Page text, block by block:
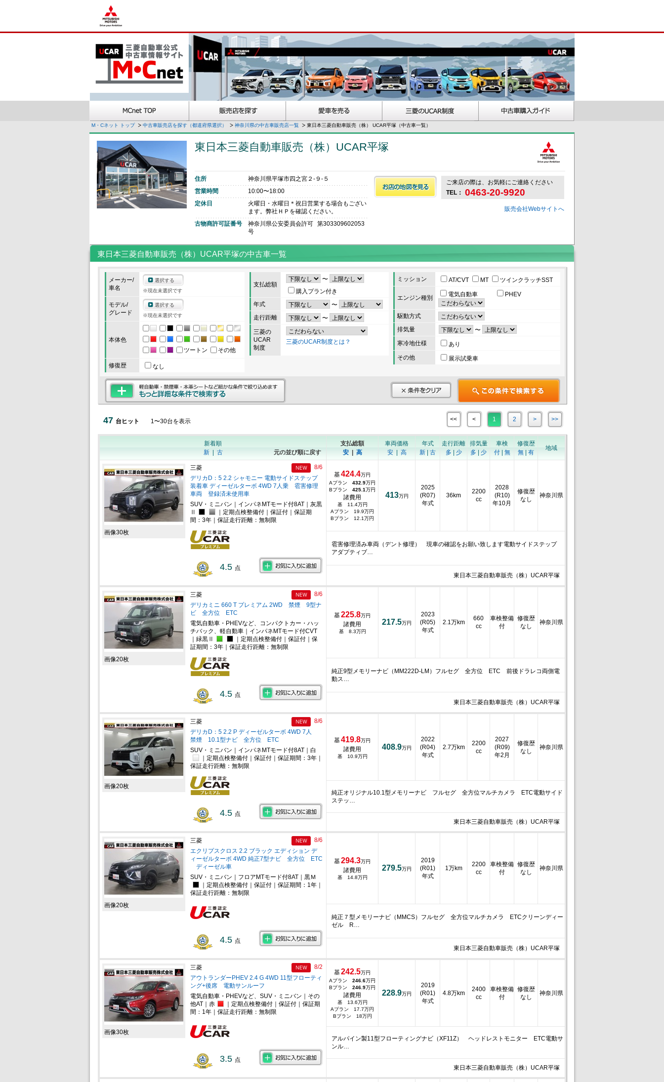
M・Cネット トップ 中古車販売店を探す（都道府県選択） 神奈川県の中古車販売店一覧 東日本三菱自動車販売（株） UCAR平塚（中古車一覧）
東日本三菱自動車販売（株）UCAR平塚
住所
神奈川県平塚市四之宮２‐９‐５
営業時間
10:00〜18:00
定休日
火曜日・水曜日＊祝日営業する場合もござい
ます。弊社ＨＰを確認ください。
古物商許可証番号
神奈川県公安委員会許可 第303309602053
号
ご来店の際は、お気軽にご連絡ください
TEL： 0463-20-9920
販売会社Webサイトへ
東日本三菱自動車販売（株）UCAR平塚の中古車一覧
メーカー/
車名
選択する
※現在未選択です
モデル/
グレード
選択する
※現在未選択です
本体色
ツートン
その他
修復歴 なし
支払総額
〜
購入プラン付き
年式
〜
走行距離
〜
三菱の
UCAR
制度
三菱のUCAR制度とは？
ミッション AT/CVT MT ツインクラッチSST
エンジン種別 電気自動車 PHEV
駆動方式
排気量
〜
寒冷地仕様
あり
その他
展示試乗車
47 台ヒット 1〜30台を表示 << < 1 2 > >>
新着順
新| 古 元の並び順に戻す
支払総額
安| 高
車両価格
安| 高
年式
新 | 古
走行距離
多 | 少
排気量
多 | 少
車検
付| 無
修復歴
無 | 有
地域
画像30枚
三菱
デリカD：5 2.2 シャモニー 電動サイドステップ
装着車 ディーゼルターボ 4WD 7人乗 雹害修理
車両 登録済未使用車
8/6
SUV・ミニバン｜インパネMTモード付8AT｜灰黒
Ⅱ
｜定期点検整備付｜保証付｜保証期
間：3年｜保証走行距離：無制限
4.5 点
基424.4万円
Aプラン 432.9万円
Bプラン 425.1万円
諸費用
基 11.4万円
Aプラン 19.9万円
Bプラン 12.1万円
413万円
2025
(R07)
年式
36km
2200
cc
2028
(R10)
年10月
修復歴
なし
神奈川県
雹害修理済み車両（デント修理） 現車の確認をお願い致します電動サイドステップ
アダプティブ…
東日本三菱自動車販売（株）UCAR平塚
画像20枚
三菱
デリカミニ 660 T プレミアム 2WD 禁煙 9型ナ
ビ 全方位 ETC
8/6
電気自動車・PHEVなど、コンパクトカー・ハッ
チバック、軽自動車｜インパネMTモード付CVT
｜緑黒Ⅱ
｜定期点検整備付｜保証付｜保
証期間：3年｜保証走行距離：無制限
4.5 点
基225.8万円
諸費用
基 8.3万円
217.5万円
2023
(R05)
年式
2.1万km
660
cc
車検整備
付
修復歴
なし
神奈川県
純正9型メモリーナビ（MM222D-LM）フルセグ 全方位 ETC 前後ドラレコ両側電
動ス…
東日本三菱自動車販売（株）UCAR平塚
画像20枚
三菱
デリカD：5 2.2 P ディーゼルターボ 4WD 7人
禁煙 10.1型ナビ 全方位 ETC
8/6
SUV・ミニバン｜インパネMTモード付8AT｜白
｜定期点検整備付｜保証付｜保証期間：3年｜
保証走行距離：無制限
4.5 点
基419.8万円
諸費用
基 10.9万円
408.9万円
2022
(R04)
年式
2.7万km
2200
cc
2027
(R09)
年2月
修復歴
なし
神奈川県
純正オリジナル10.1型メモリーナビ フルセグ 全方位マルチカメラ ETC電動サイド
ステッ…
東日本三菱自動車販売（株）UCAR平塚
画像20枚
三菱
エクリプスクロス 2.2 ブラック エディション デ
ィーゼルターボ 4WD 純正7型ナビ 全方位 ETC
ディーゼル車
8/6
SUV・ミニバン｜フロアMTモード付8AT｜黒Ｍ
｜定期点検整備付｜保証付｜保証期間：1年｜
保証走行距離：無制限
4.5 点
基294.3万円
諸費用
基 14.8万円
279.5万円
2019
(R01)
年式
1万km
2200
cc
車検整備
付
修復歴
なし
神奈川県
純正７型メモリーナビ（MMCS）フルセグ 全方位マルチカメラ ETCクリーンディー
ゼル R…
東日本三菱自動車販売（株）UCAR平塚
画像30枚
三菱
アウトランダーPHEV 2.4 G 4WD 11型フローティ
ング+後席 電動サンルーフ
8/2
電気自動車・PHEVなど、SUV・ミニバン｜その
他AT｜赤
｜定期点検整備付｜保証付｜保証期
間：1年｜保証走行距離：無制限
3.5 点
基242.5万円
Aプラン 246.6万円
Bプラン 246.9万円
諸費用
基 13.6万円
Aプラン 17.7万円
Bプラン 18万円
228.9万円
2019
(R01)
年式
4.8万km
2400
cc
車検整備
付
修復歴
なし
神奈川県
アルパイン製11型フローティングナビ（XF11Z） ヘッドレストモニター ETC電動サ
ンル…
東日本三菱自動車販売（株）UCAR平塚